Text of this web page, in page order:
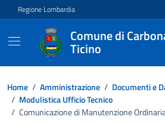
Vai ai contenuti
Vai al footer
Regione Lombardia
Comune di
Ticino
Home / Amministrazione / Documenti e
/ Modulistica Ufficio Tecnico
/ Comunicazione di Manutenzione